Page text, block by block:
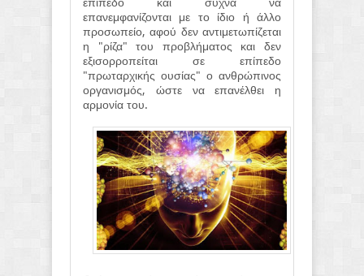
επανεμφανίζονται με το ίδιο ή άλλο
προσωπείο, αφού δεν αντιμετωπίζεται
η "ρίζα" του προβλήματος και δεν
εξισορροπείται σε επίπεδο
"πρωταρχικής ουσίας" ο ανθρώπινος
οργανισμός, ώστε να επανέλθει η
αρμονία του.